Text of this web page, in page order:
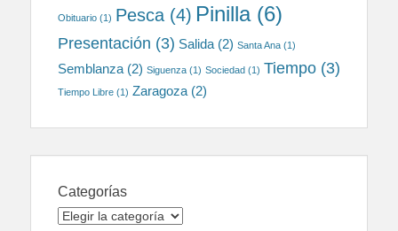
Obituario (1) Pesca (4) Pinilla(6)
Presentación (3) Salida (2) Santa Ana (1)
Semblanza (2) Siguenza (1) Sociedad (1) Tiempo (3)
Tiempo Libre (1) Zaragoza (2)
Categorías
Categorías